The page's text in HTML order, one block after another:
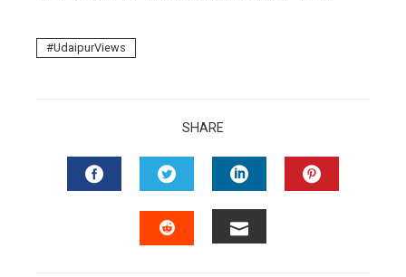
UdaipurViews
SHARE
FACEBOOKTWITTERLINKEDIN